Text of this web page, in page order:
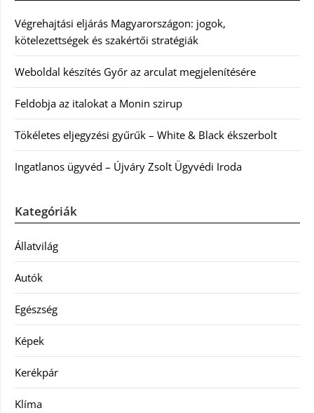
Végrehajtási eljárás Magyarországon: jogok,
kötelezettségek és szakértői stratégiák
Weboldal készítés Győr az arculat megjelenítésére
Feldobja az italokat a Monin szirup
Tökéletes eljegyzési gyűrűk – White & Black ékszerbolt
Ingatlanos ügyvéd – Újváry Zsolt Ügyvédi Iroda
Kategóriák
Állatvilág
Autók
Egészség
Képek
Kerékpár
Klíma